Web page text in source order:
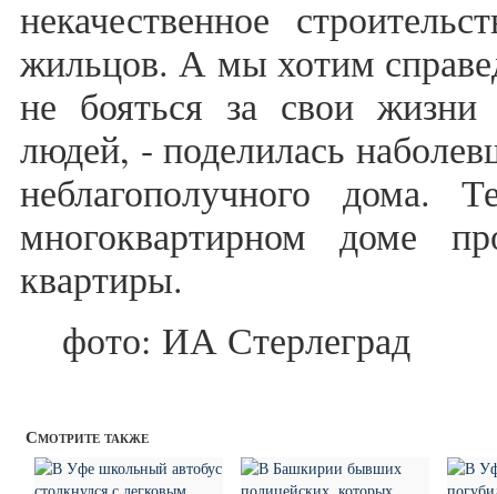
некачественное
жильцов. А мы хотим
не бояться за свои
людей, - поделилась
неблагополучного дома.
многоквартирном доме
квартиры.
фото: ИА Стерлеград
Смотрите также